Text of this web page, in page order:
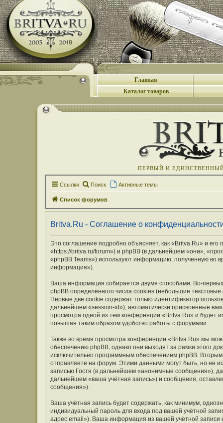
Главная
Каталог товаров
ПЕРВЫЙ И
Ссылки Поиск Активные темы
Список форумов
Britva.Ru - Соглашение о
Это соглашение подробно объясняет, как «Britva.Ru» и
«https://britva.ru/forum») и phpBB (в дальнейшем «они»,
«phpBB Teams») используют информацию, полученную во
информация»).
Ваша информация собирается двумя способами. Во-
phpBB определённого числа cookies (небольшие
Первые две cookie содержат только идентификатор
дальнейшем «session-id»), автоматически присвоенные
просмотра одной из тем конференции «Britva.Ru» и будет
повышая таким образом удобство работы с форумами.
Также во время просмотра конференции «Britva.Ru» мы
обеспечению phpBB, однако они выходят за рамки этого
исключительно программным обеспечением phpBB.
отправляете на форум. Этими данными могут быть, но не
записью Гостя (в дальнейшем «анонимные сообщения»),
дальнейшем «ваша учётная запись») и сообщения,
сообщения»).
Ваша учётная запись будет содержать, как минимум,
индивидуальный пароль для входа под вашей учётной
адрес email»). Ваша информация из вашей учётной